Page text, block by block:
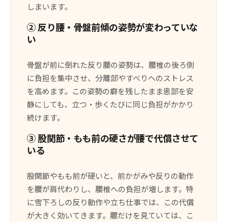
しまいます。
② 反り腰・骨盤前傾の姿勢が変わっていな
い
骨盤が前に倒れた反り腰の姿勢は、腰椎の後ろ側
に負担を集中させ、分離部やすべりへのストレス
を高めます。この姿勢の癖を残したまま患部を安
静にしても、立つ・歩くたびに同じ負担がかかり
続けます。
③ 股関節・もも前の硬さが腰で代償させて
いる
股関節やもも前が硬いと、前かがみや反りの動作
を腰が肩代わりし、腰椎への負担が増します。特
に雪下ろしの反り動作や立ち仕事では、この代償
が大きく効いてきます。腰だけを見ていては、こ